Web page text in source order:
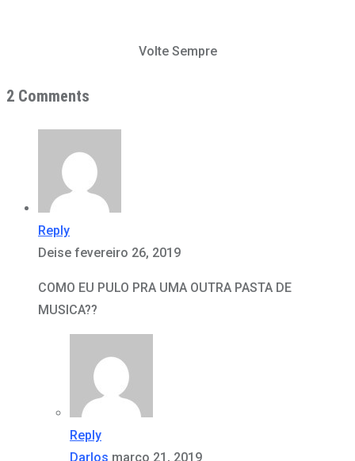
Volte Sempre
2 Comments
Reply
Deise fevereiro 26, 2019
COMO EU PULO PRA UMA OUTRA PASTA DE
MUSICA??
Reply
Darlos março 21, 2019